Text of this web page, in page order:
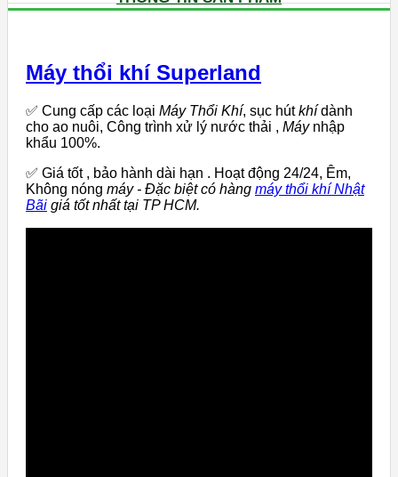
Máy thổi khí Superland
✅ Cung cấp các loại Máy Thổi Khí, sục hútkhídành
cho ao nuôi, Công trình xử lý nước thải , Máynhập
khẩu 100%.
✅ Giá tốt , bảo hành dài hạn . Hoạt động 24/24, Êm,
Không nóng máy - Đặc biệt có hàng máy thổi khí Nhật
Bãi giá tốt nhất tại TP HCM.